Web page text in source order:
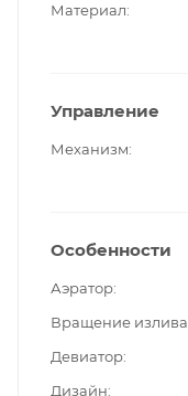
Материал
Управление
Механизм
Особенности
Аэратор
Вращение излива
Девиатор
Дизайн